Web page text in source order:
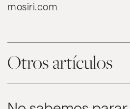
mosiri.com
Otros artículos